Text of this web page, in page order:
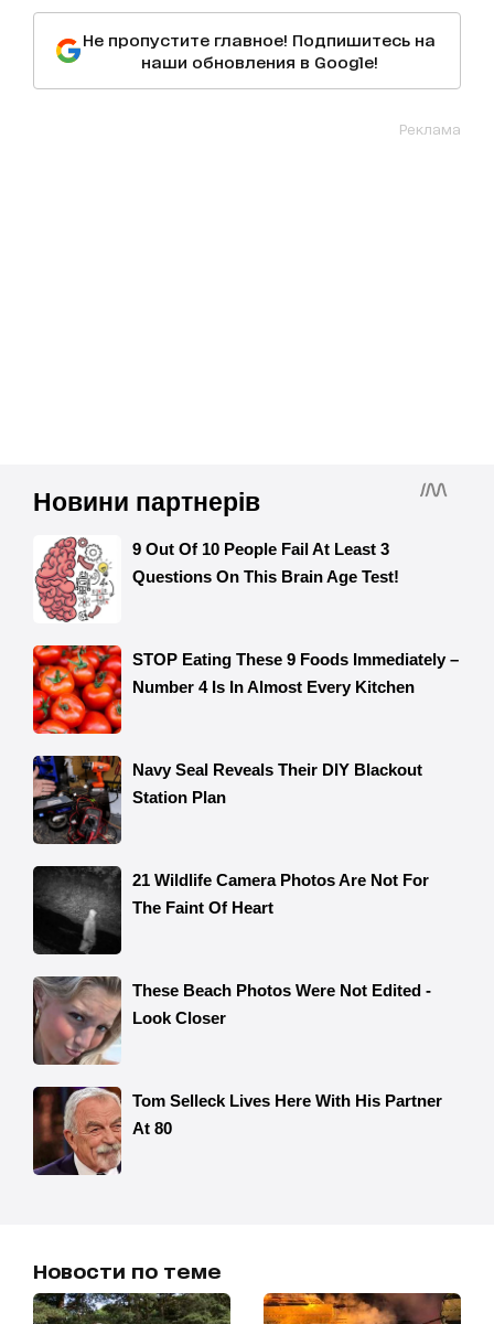
Не пропустите главное! Подпишитесь на
наши обновления в Google!
Реклама
Новости по теме